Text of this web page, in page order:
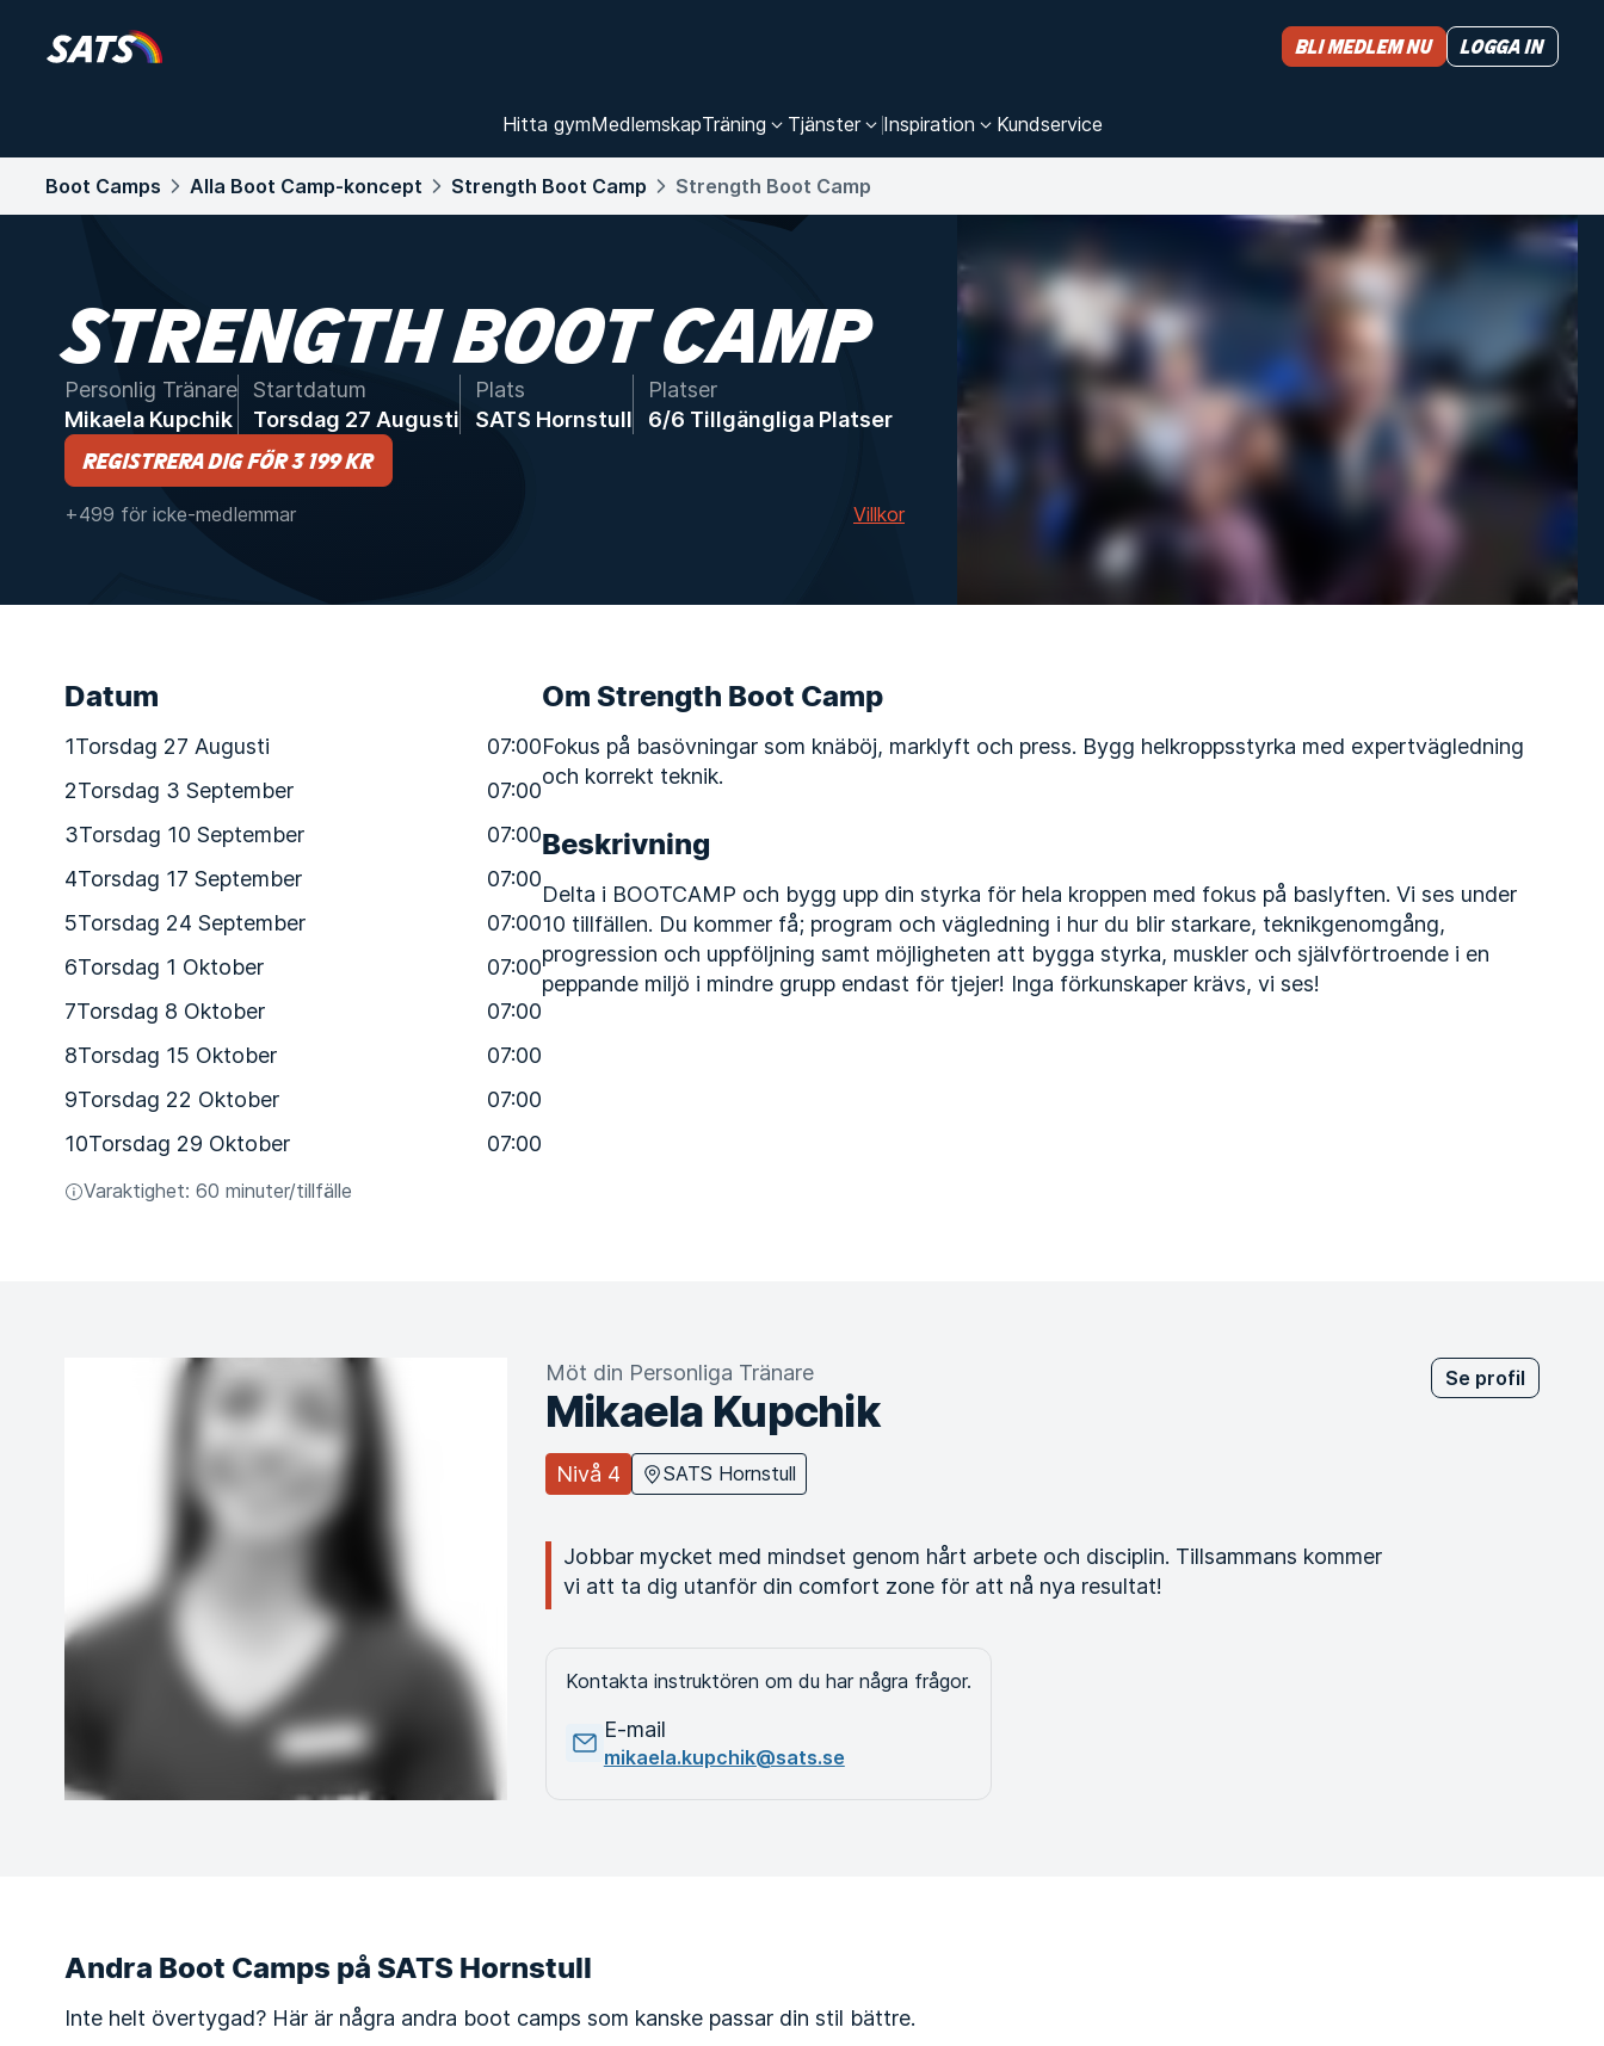
Hitta gymMedlemskapTräning Tjänster Inspiration Kundservice
Bli medlem nu Logga in
Boot Camps Alla Boot Camp-koncept Strength Boot Camp Strength Boot Camp
STRENGTH BOOT CAMP
Personlig Tränare
Mikaela Kupchik
Startdatum
Torsdag 27 Augusti
Plats
SATS Hornstull
Platser
6/6 Tillgängliga Platser
Registrera dig för 3 199 kr
+499 för icke-medlemmar Villkor
Datum
1Torsdag 27 Augusti
07:00
2Torsdag 3 September
07:00
3Torsdag 10 September
07:00
4Torsdag 17 September
07:00
5Torsdag 24 September
07:00
6Torsdag 1 Oktober
07:00
7Torsdag 8 Oktober
07:00
8Torsdag 15 Oktober
07:00
9Torsdag 22 Oktober
07:00
10Torsdag 29 Oktober 07:00
Varaktighet: 60 minuter/tillfälle
Om Strength Boot Camp
Fokus på basövningar som knäböj, marklyft och press. Bygg helkroppsstyrka med expertvägledning
och korrekt teknik.
Beskrivning
Delta i BOOTCAMP och bygg upp din styrka för hela kroppen med fokus på baslyften. Vi ses under
10 tillfällen. Du kommer få; program och vägledning i hur du blir starkare, teknikgenomgång,
progression och uppföljning samt möjligheten att bygga styrka, muskler och självförtroende i en
peppande miljö i mindre grupp endast för tjejer! Inga förkunskaper krävs, vi ses!
Möt din Personliga Tränare
Mikaela Kupchik
Nivå 4 SATS Hornstull
Se profil
Jobbar mycket med mindset genom hårt arbete och disciplin. Tillsammans kommer
vi att ta dig utanför din comfort zone för att nå nya resultat!
Kontakta instruktören om du har några frågor.
E-mail
mikaela.kupchik@sats.se
Andra Boot Camps på SATS Hornstull
Inte helt övertygad? Här är några andra boot camps som kanske passar din stil bättre.